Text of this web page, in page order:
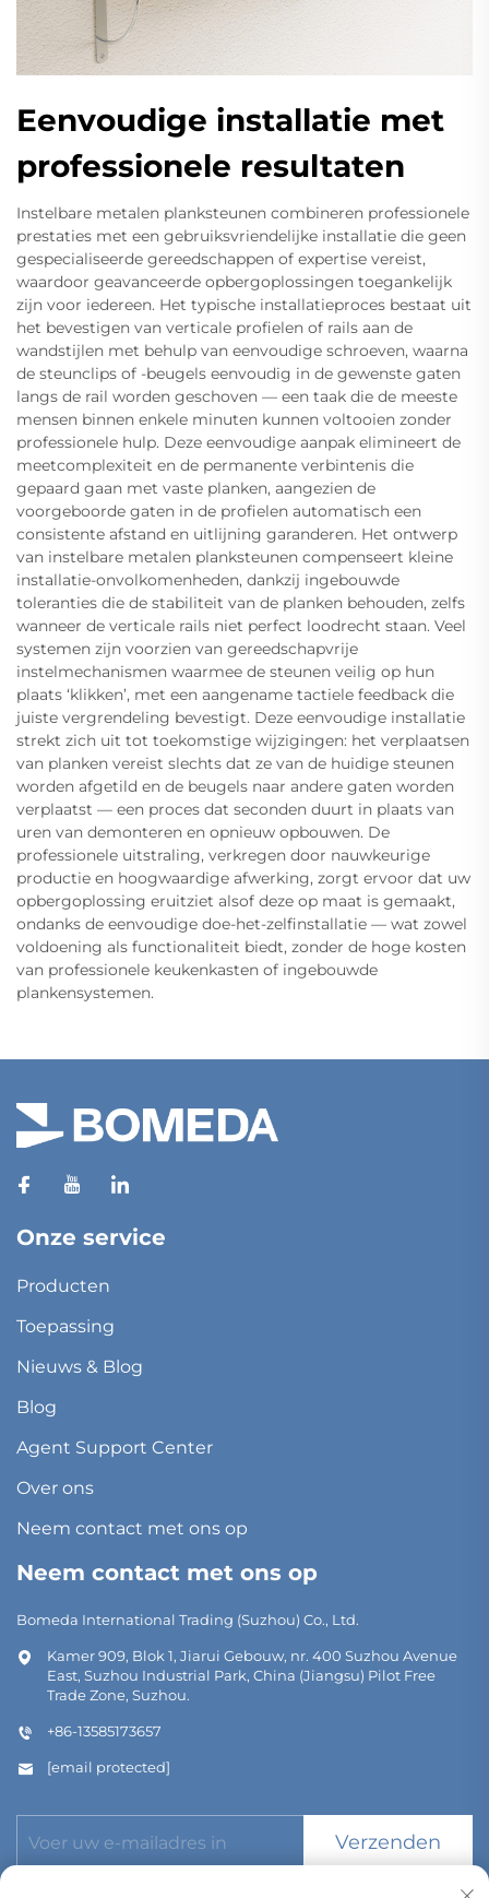
Eenvoudige installatie met
professionele resultaten
Instelbare metalen planksteunen combineren professionele
prestaties met een gebruiksvriendelijke installatie die geen
gespecialiseerde gereedschappen of expertise vereist,
waardoor geavanceerde opbergoplossingen toegankelijk
zijn voor iedereen. Het typische installatieproces bestaat uit
het bevestigen van verticale profielen of rails aan de
wandstijlen met behulp van eenvoudige schroeven, waarna
de steunclips of -beugels eenvoudig in de gewenste gaten
langs de rail worden geschoven — een taak die de meeste
mensen binnen enkele minuten kunnen voltooien zonder
professionele hulp. Deze eenvoudige aanpak elimineert de
meetcomplexiteit en de permanente verbintenis die
gepaard gaan met vaste planken, aangezien de
voorgeboorde gaten in de profielen automatisch een
consistente afstand en uitlijning garanderen. Het ontwerp
van instelbare metalen planksteunen compenseert kleine
installatie-onvolkomenheden, dankzij ingebouwde
toleranties die de stabiliteit van de planken behouden, zelfs
wanneer de verticale rails niet perfect loodrecht staan. Veel
systemen zijn voorzien van gereedschapvrije
instelmechanismen waarmee de steunen veilig op hun
plaats ‘klikken’, met een aangename tactiele feedback die
juiste vergrendeling bevestigt. Deze eenvoudige installatie
strekt zich uit tot toekomstige wijzigingen: het verplaatsen
van planken vereist slechts dat ze van de huidige steunen
worden afgetild en de beugels naar andere gaten worden
verplaatst — een proces dat seconden duurt in plaats van
uren van demonteren en opnieuw opbouwen. De
professionele uitstraling, verkregen door nauwkeurige
productie en hoogwaardige afwerking, zorgt ervoor dat uw
opbergoplossing eruitziet alsof deze op maat is gemaakt,
ondanks de eenvoudige doe-het-zelfinstallatie — wat zowel
voldoening als functionaliteit biedt, zonder de hoge kosten
van professionele keukenkasten of ingebouwde
plankensystemen.
Onze service
Producten
Toepassing
Nieuws & Blog
Blog
Agent Support Center
Over ons
Neem contact met ons op
Neem contact met ons op
Bomeda International Trading (Suzhou) Co., Ltd.
Kamer 909, Blok 1, Jiarui Gebouw, nr. 400 Suzhou Avenue
East, Suzhou Industrial Park, China (Jiangsu) Pilot Free
Trade Zone, Suzhou.
+86-13585173657
[email protected]
Verzenden